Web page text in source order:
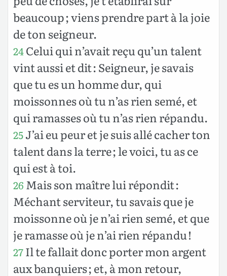
beaucoup ; viens prendre part à la joie
de ton seigneur.
24Celui qui n’avait reçu qu’un talent
vint aussi et dit : Seigneur, je savais
que tu es un homme dur, qui
moissonnes où tu n’as rien semé, et
qui ramasses où tu n’as rien répandu.
25J’ai eu peur et je suis allé cacher ton
talent dans la terre ; le voici, tu as ce
qui est à toi.
26 Mais son maître lui répondit :
Méchant serviteur, tu savais que je
moissonne où je n’ai rien semé, et que
je ramasse où je n’ai rien répandu !
27Il te fallait donc porter mon argent
aux banquiers ; et, à mon retour,